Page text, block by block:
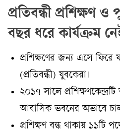
প্রতিবন্ধী প্রশিক্ষণ ও
বছর ধরে কার্যক্রম
প্রশিক্ষণের জন্য এসে ফিরে
(প্রতিবন্ধী) যুবকেরা।
২০১৭ সালে
আবাসিক ভবনের অভাবে
প্রশিক্ষণ বন্ধ থাকায় ১১টি